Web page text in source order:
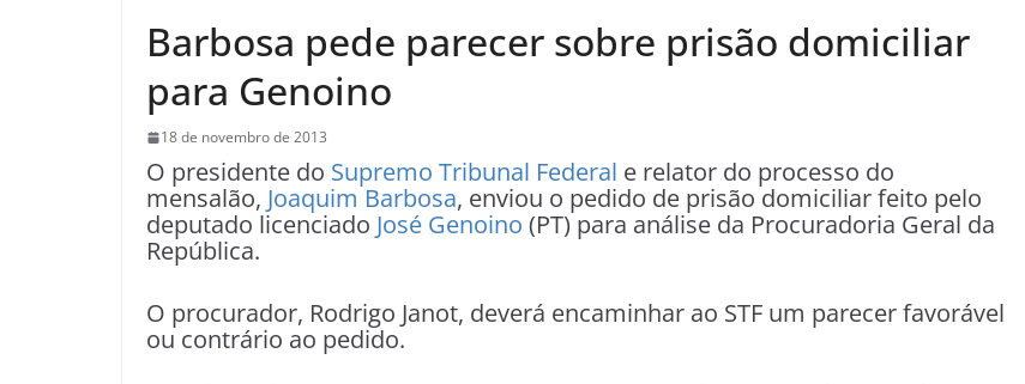
Barbosa pede parecer sobre prisão domiciliar
para Genoino
18 de novembro de 2013
O presidente do Supremo Tribunal Federal e relator do processo do
mensalão, Joaquim Barbosa, enviou o pedido de prisão domiciliar feito pelo
deputado licenciado José Genoino (PT) para análise da Procuradoria Geral da
República.
O procurador, Rodrigo Janot, deverá encaminhar ao STF um parecer favorável
ou contrário ao pedido.